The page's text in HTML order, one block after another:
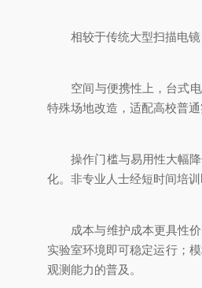
相较于传统大型扫描电镜
空间与便携性上，台式电
特殊场地改造，适配高校普
操作门槛与易用性大幅降
化。非专业人士经短时间培
成本与维护成本更具性价
实验室环境即可稳定运行；
观测能力的普及。